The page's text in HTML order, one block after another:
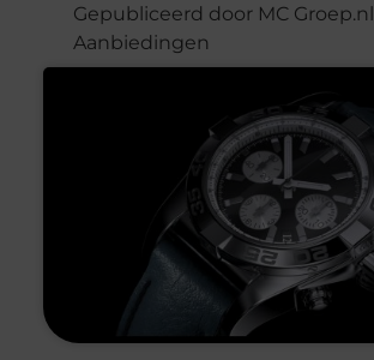
Gepubliceerd door MC Groep.nl
Aanbiedingen